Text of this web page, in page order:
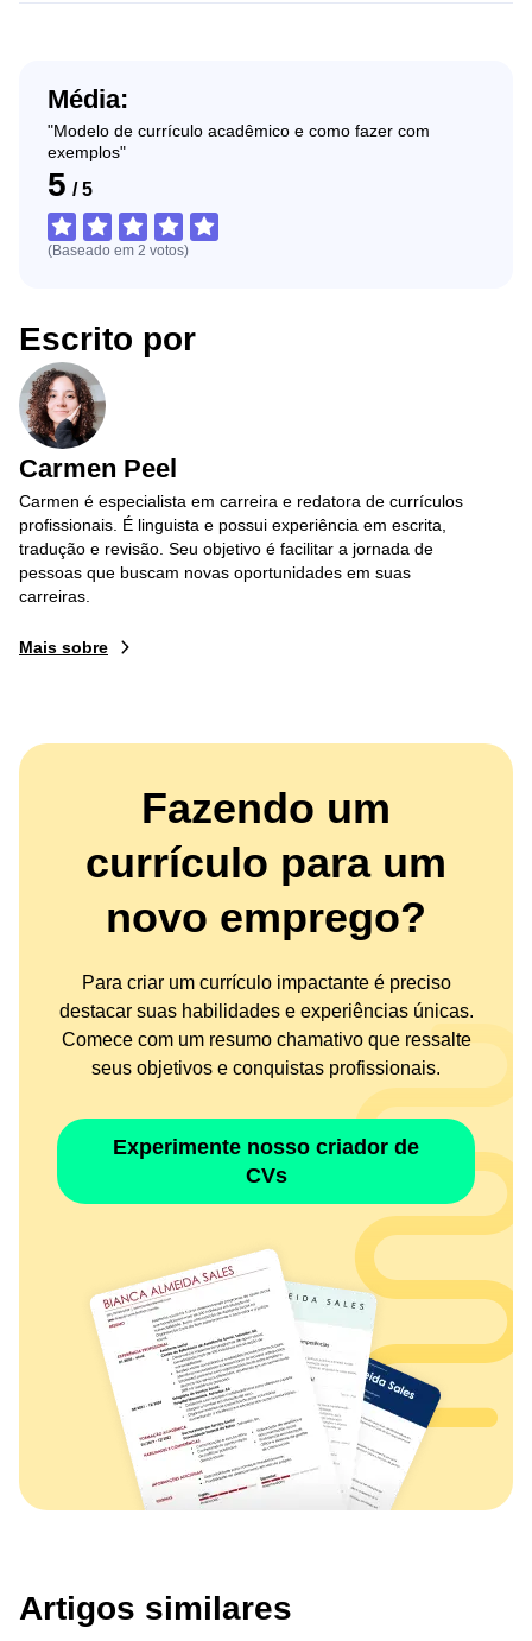
Média:
"Modelo de currículo acadêmico e como fazer com
exemplos"
5 / 5
(Baseado em 2 votos)
Escrito por
Carmen Peel
Carmen é especialista em carreira e redatora de currículos
profissionais. É linguista e possui experiência em escrita,
tradução e revisão. Seu objetivo é facilitar a jornada de
pessoas que buscam novas oportunidades em suas
carreiras.
Mais sobre
Fazendo um
currículo para um
novo emprego?
Para criar um currículo impactante é preciso
destacar suas habilidades e experiências únicas.
Comece com um resumo chamativo que ressalte
seus objetivos e conquistas profissionais.
Experimente nosso criador de
CVs
Artigos similares